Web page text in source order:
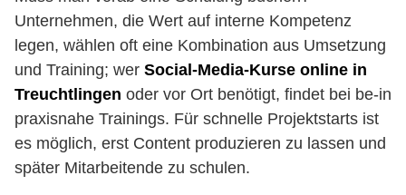
Unternehmen, die Wert auf interne Kompetenz
legen, wählen oft eine Kombination aus Umsetzung
und Training; wer Social-Media-Kurse online in
Treuchtlingen oder vor Ort benötigt, findet bei be-in
praxisnahe Trainings. Für schnelle Projektstarts ist
es möglich, erst Content produzieren zu lassen und
später Mitarbeitende zu schulen.